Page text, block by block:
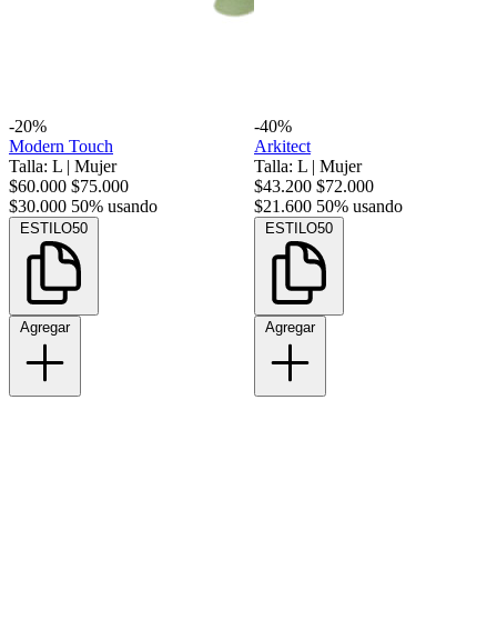
-20%
Modern Touch
Talla: L | Mujer
$60.000 $75.000
$30.000 50% usando
ESTILO50
Agregar
-40%
Arkitect
Talla: L | Mujer
$43.200 $72.000
$21.600 50% usando
ESTILO50
Agregar